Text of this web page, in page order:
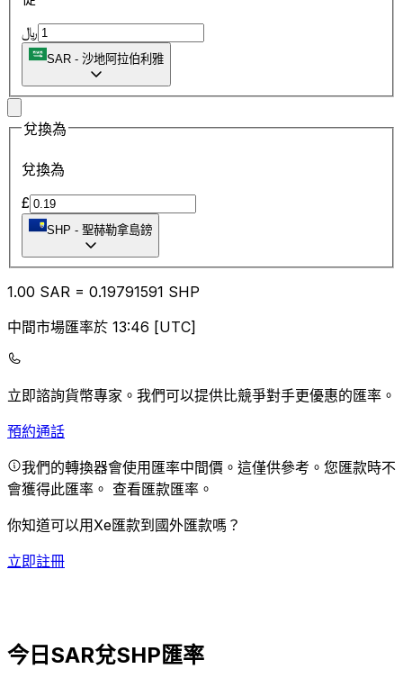
﷼
SAR - 沙地阿拉伯利雅
兌換為
兌換為
£
SHP - 聖赫勒拿島鎊
1.00 SAR = 0.19791591 SHP
中間市場匯率於 13:46 [UTC]
立即諮詢貨幣專家。 我們可以提供比競爭對手更優惠的匯率。
預約通話
我們的轉換器會使用匯率中間價。這僅供參考。您匯款時不
會獲得此匯率。 查看匯款匯率。
你知道可以用Xe匯款到國外匯款嗎？
立即註冊
今日SAR兌SHP匯率